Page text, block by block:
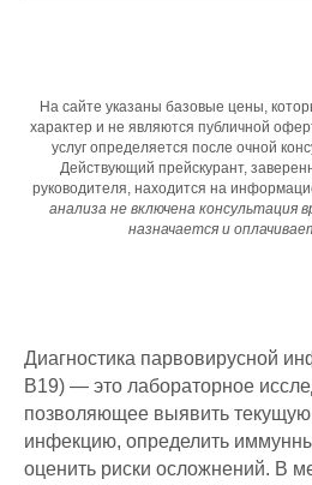
На сайте указаны базовые цены,
характер и не являются публичной
услуг определяется после очной
Действующий прейскурант,
руководителя, находится на
анализа не включена консультация
назначается и
Диагностика парвовирусной
B19) — это лабораторное
позволяющее выявить
инфекцию, определить
оценить риски осложнений. В